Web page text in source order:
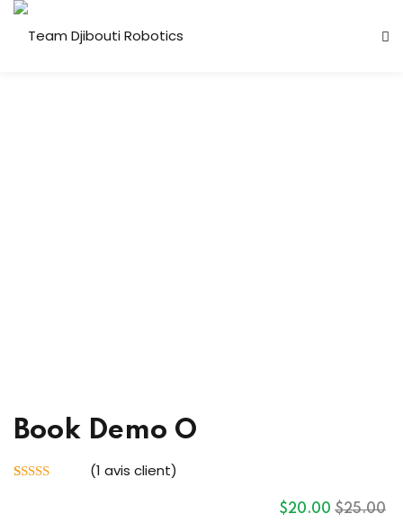
Book Demo O
(1 avis client)
$25.00
$20.00